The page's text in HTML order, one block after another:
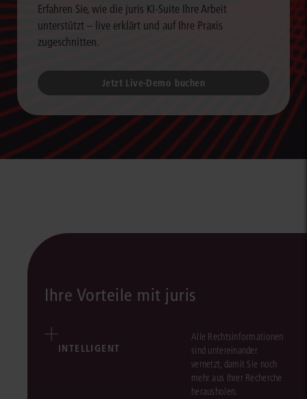
Erfahren Sie, wie die juris KI-Suite Ihre Arbeit
unterstützt – live erklärt und auf Ihre Praxis
zugeschnitten.
Jetzt Live-Demo buchen
Ihre Vorteile mit juris
INTELLIGENT
Alle Rechtsinformationen
sind untereinander
vernetzt, damit Sie noch
mehr aus Ihrer Recherche
herausholen.